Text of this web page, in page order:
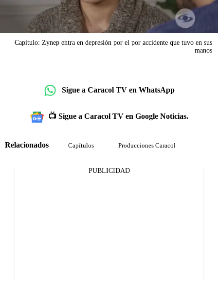
Capítulo: Zynep entra en depresión por el por accidente que tuvo en sus
manos
Sigue a Caracol TV en WhatsApp
📺 Sigue a Caracol TV en Google Noticias.
Relacionados Capítulos Producciones Caracol
PUBLICIDAD